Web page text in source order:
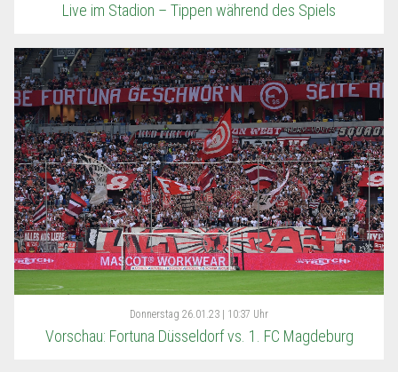
Live im Stadion – Tippen während des Spiels
Donnerstag 26.01.23 | 10:37 Uhr
Vorschau: Fortuna Düsseldorf vs. 1. FC Magdeburg